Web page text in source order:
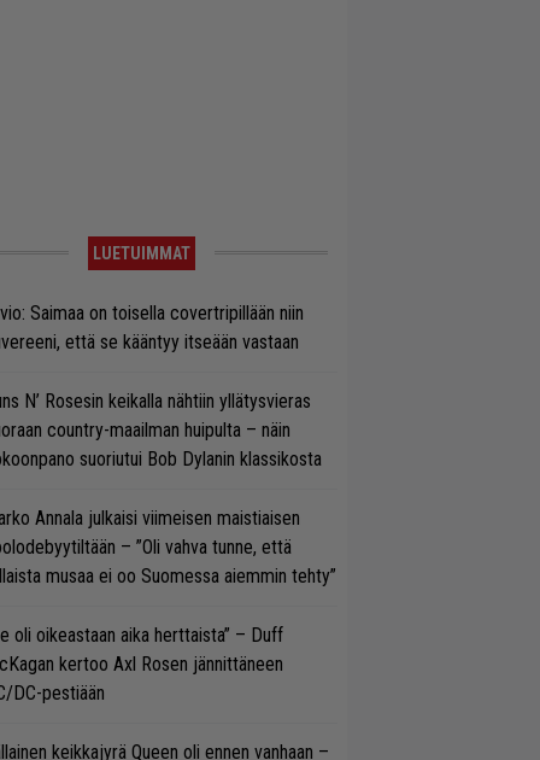
LUETUIMMAT
Saimaa on toisella covertripillään niin
että se kääntyy itseään vastaan
N’ Rosesin keikalla nähtiin yllätysvieras
country-maailman huipulta – näin
suoriutui Bob Dylanin klassikosta
Annala julkaisi viimeisen maistiaisen
– ”Oli vahva tunne, että
musaa ei oo Suomessa aiemmin tehty”
oli oikeastaan aika herttaista” – Duff
kertoo Axl Rosen jännittäneen
DC-pestiään
keikkajyrä Queen oli ennen vanhaan –